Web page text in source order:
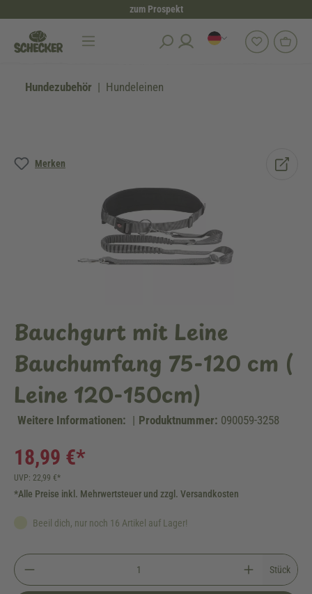
zum Prospekt
Hundezubehör Hundeleinen
Merken
Bildergalerie überspringen
Bauchgurt mit Leine
Bauchumfang 75-120 cm (
Leine 120-150cm)
Weitere Informationen: | Produktnummer: 090059-3258
18,99 €*
UVP: 22,99 €*
*Alle Preise inkl. Mehrwertsteuer und zzgl. Versandkosten
Beeil dich, nur noch 16 Artikel auf Lager!
Stück